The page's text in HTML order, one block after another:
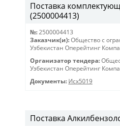
Поставка
(2500004413)
№: 2500004413
Заказчик(и): Общество с
Узбекистан Оперейтинг
Организатор тендера:
Узбекистан Оперейтинг
Документы: Исх5019
Поставка